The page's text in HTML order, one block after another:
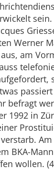
sein.
Werner
am
passiert
befragt
1992 in
BKA-
wollen.